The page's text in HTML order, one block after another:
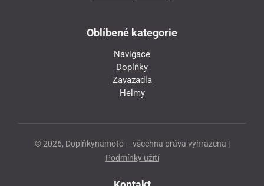
Oblíbené kategorie
Navigace
Doplňky
Zavazadla
Helmy
© 2026, Doplňkynamoto – všechna práva vyhrazena |
Podmínky užití